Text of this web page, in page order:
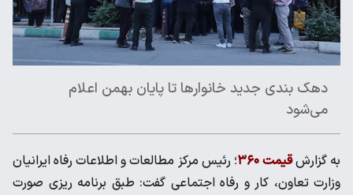
دهک بندی جدید خانوارها تا پایان بهمن اعلام
می‌شود
به گزارشقیمت ۳۶۰
؛ رئیس مرکز مطالعات و اطلاعات رفاه ایرانیان
وزارت تعاون، کار و رفاه اجتماعی گفت: طبق برنامه ریزی صورت